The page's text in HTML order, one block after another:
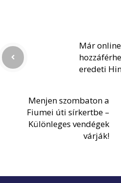
Már
eredeti
Menjen szombaton a
Fiumei úti sírkertbe –
Különleges vendégek
várják!